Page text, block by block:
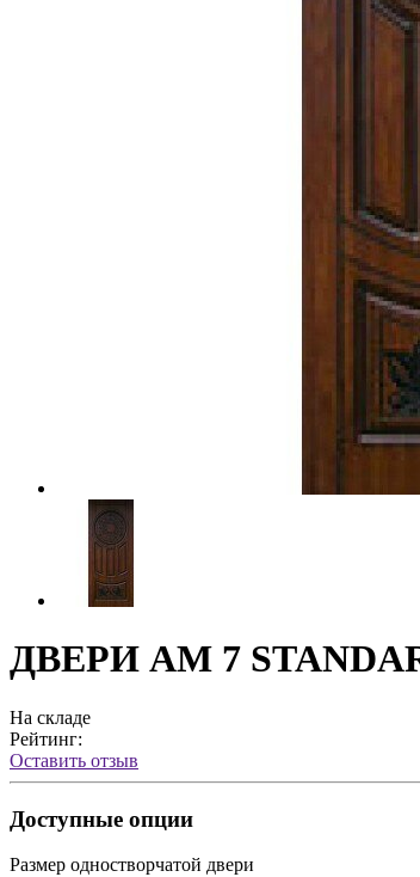
ДВЕРИ АМ 7
На складе
Рейтинг:
Оставить отзыв
Доступные опции
Размер одностворчатой двери